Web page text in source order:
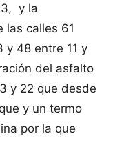
y la
las calles 61
y 48 entre 11 y
del asfalto
y 22 que desde
y un termo
por la que